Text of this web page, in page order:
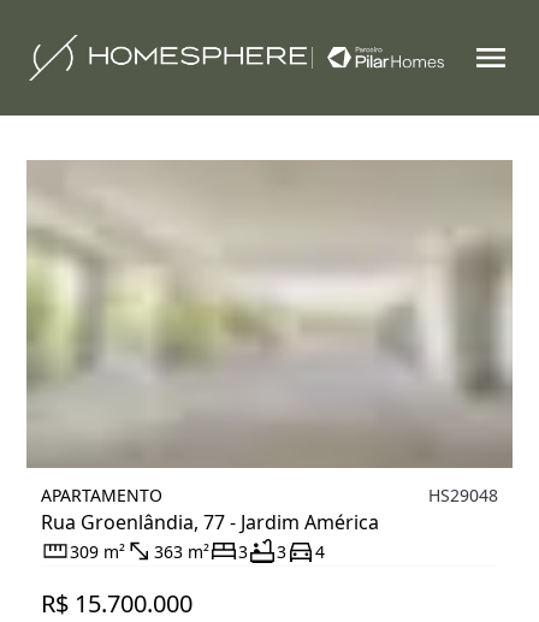
1
APARTAMENTO
Rua Groenlândia, 77 - Jardim América
HS29048
309 m² 363 m² 3 3 4
R$ 15.700.000